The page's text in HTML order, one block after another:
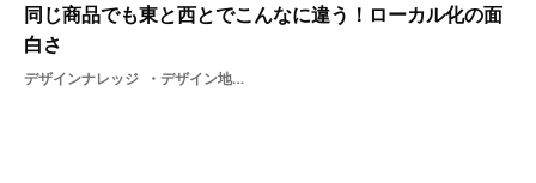
同じ商品でも東と西とでこんなに違う！ローカル化の面
白さ
デザインナレッジ デザイン地域ローカル化ブランドユーザー体験ローカル商品地方